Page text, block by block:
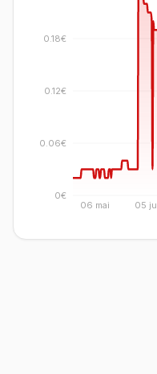
06 mai 05
0€
0.06€
0.12€
0.18€